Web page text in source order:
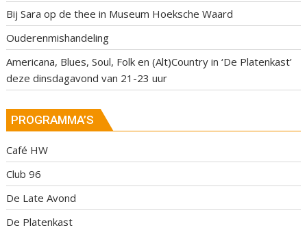
Bij Sara op de thee in Museum Hoeksche Waard
Ouderenmishandeling
Americana, Blues, Soul, Folk en (Alt)Country in ‘De Platenkast’
deze dinsdagavond van 21-23 uur
PROGRAMMA’S
Café HW
Club 96
De Late Avond
De Platenkast